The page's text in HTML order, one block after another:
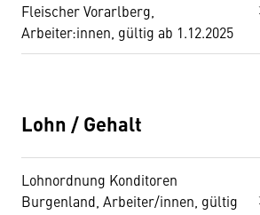
Fleischer Vorarlberg,
Arbeiter:innen, gültig ab 1.12.2025
Lohn / Gehalt
Lohnordnung Konditoren
Burgenland, Arbeiter/innen, gültig